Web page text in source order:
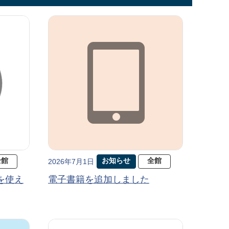
使え
2026年7月1日 お知らせ 全館
電子書籍を追加しました